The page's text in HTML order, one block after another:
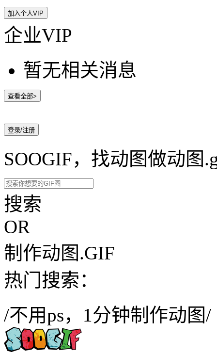
加入个人VIP
企业VIP
暂无相关消息
查看全部>
登录/注册
SOOGIF，找动图做动图
搜索
OR
制作动图.GIF
热门搜索：
/不用ps，1分钟制作动图/